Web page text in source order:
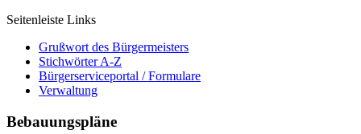
Seitenleiste Links
Grußwort des Bürgermeisters
Stichwörter A-Z
Bürgerserviceportal / Formulare
Verwaltung
Bebauungspläne